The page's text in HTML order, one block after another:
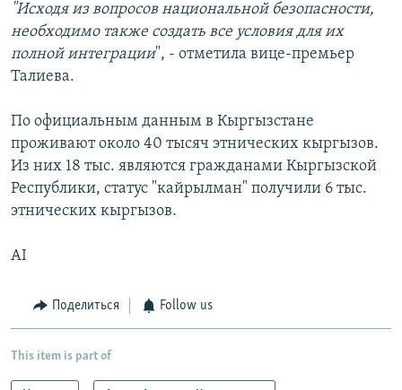
"Исходя из вопросов национальной безопасности,
необходимо также создать все условия для их
полной интеграции", - отметила вице-премьер
Талиева.
По официальным данным в Кыргызстане
проживают около 40 тысяч этнических кыргызов.
Из них 18 тыс. являются гражданами Кыргызской
Республики, статус "кайрылман" получили 6 тыс.
этнических кыргызов.
AI
Поделиться Follow us
This item is part of